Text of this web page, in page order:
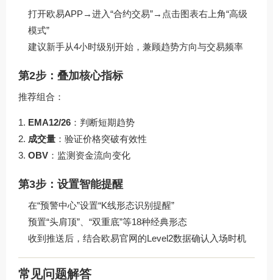
打开欧易APP→进入“合约交易”→点击图表右上角“高级
模式”
建议新手从4小时级别开始，兼顾趋势方向与交易频率
第2步：叠加核心指标
推荐组合：
EMA12/26 ：判断短期趋势
成交量 ：验证价格突破有效性
OBV ：监测资金流向变化
第3步：设置智能提醒
在“预警中心”设置“K线形态识别提醒”
预置“头肩顶”、“双重底”等18种经典形态
收到推送后，结合欧易官网的Level2数据确认入场时机
常见问题解答